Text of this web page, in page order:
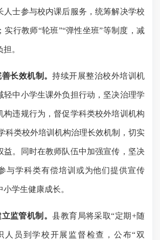
人士参与校内课后服务，统筹解决学校
实行教师“轮班”“弹性坐班”等制度，减
。
善长效机制。持续开展整治校外培训机
轻中小学生课外负担行动，坚决治理学
构违规行为，督促学科类校外培训机构
科类校外培训机构治理长效机制，切实
益。同时在教师队伍中加强宣传，坚决
与学科类有偿培训或为他们提供宣传
学生健康成长。
立监管机制。县教育局将采取“定期+随
人员到学校开展监督检查，公布“双